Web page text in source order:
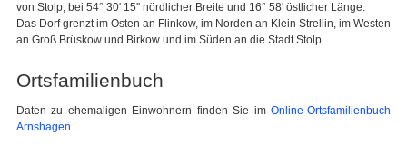
von Stolp, bei 54° 30' 15'' nördlicher Breite und 16° 58' östlicher Länge.
Das Dorf grenzt im Osten an Flinkow, im Norden an Klein Strellin, im Westen
an Groß Brüskow und Birkow und im Süden an die Stadt Stolp.
Ortsfamilienbuch
Daten zu ehemaligen Einwohnern finden Sie im Online-Ortsfamilienbuch
Arnshagen